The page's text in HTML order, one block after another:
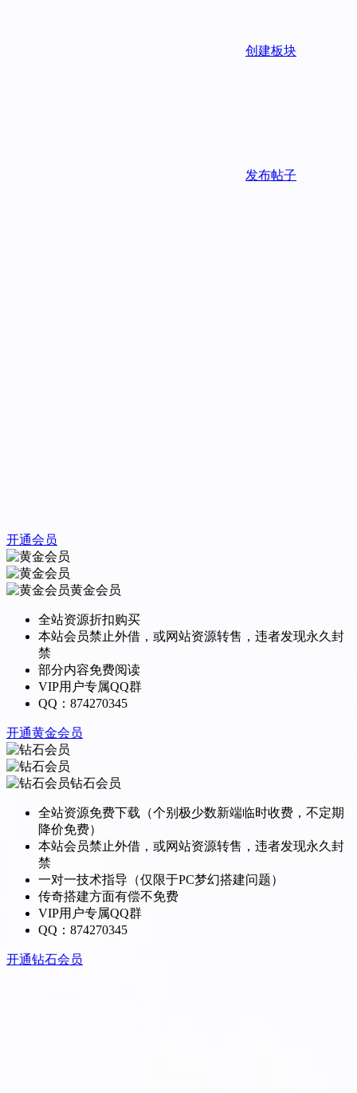
创建板块
发布帖子
开通会员
黄金会员
全站资源折扣购买
本站会员禁止外借，或网站资源转售，违者发现永久封
禁
部分内容免费阅读
VIP用户专属QQ群
QQ：874270345
开通黄金会员
钻石会员
全站资源免费下载（个别极少数新端临时收费，不定期
降价免费）
本站会员禁止外借，或网站资源转售，违者发现永久封
禁
一对一技术指导（仅限于PC梦幻搭建问题）
传奇搭建方面有偿不免费
VIP用户专属QQ群
QQ：874270345
开通钻石会员